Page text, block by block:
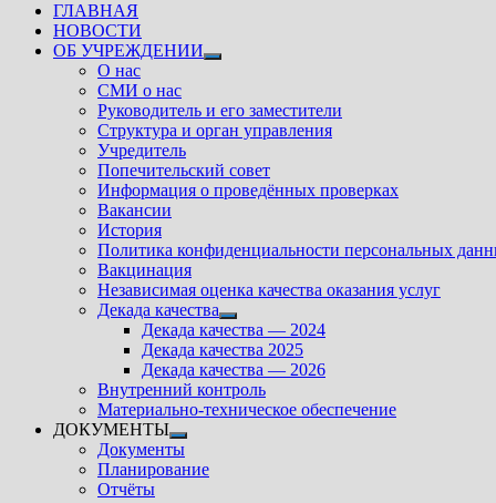
ГЛАВНАЯ
НОВОСТИ
ОБ УЧРЕЖДЕНИИ
Показать
О нас
СМИ о нас
Руководитель и его заместители
Структура и орган управления
Учредитель
Попечительский совет
Информация о проведённых проверках
Вакансии
История
Политика конфиденциальности персональных
Вакцинация
Независимая оценка качества оказания услуг
Декада качества
Показать
подменю
Декада качества — 2024
Декада качества 2025
Декада качества — 2026
Внутренний контроль
Материально-техническое обеспечение
ДОКУМЕНТЫ
Показать
подменю
Документы
Планирование
Отчёты